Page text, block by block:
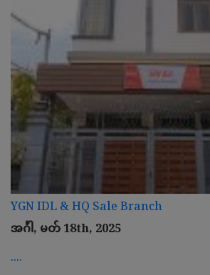
YGN IDL & HQ Sale Branch
အင်္ဂါ, မတ် 18th, 2025
....